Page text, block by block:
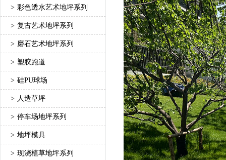
> 彩色透水艺术地坪系列
> 复古艺术地坪系列
> 磨石艺术地坪系列
> 塑胶跑道
> 硅PU球场
> 人造草坪
> 停车场地坪系列
> 地坪模具
> 现浇植草地坪系列